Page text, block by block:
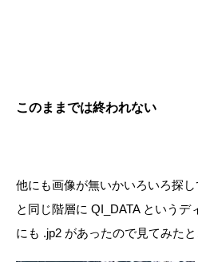
このままでは終われない
他にも画像が無いかいろいろ探
と同じ階層に QI_DATA というデ
にも .jp2 があったので見てみたと